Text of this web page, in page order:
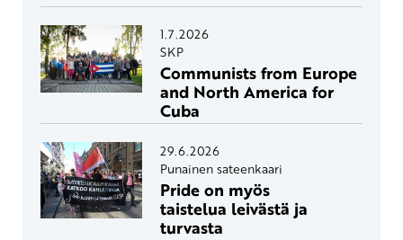
1.7.2026
SKP
Communists from Europe
and North America for
Cuba
29.6.2026
Punainen sateenkaari
Pride on myös
taistelua leivästä ja
turvasta